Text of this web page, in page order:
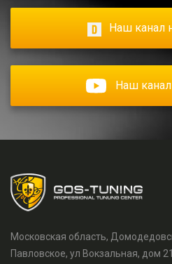
Наш канал
Наш
Московская область,
Павловское, ул Вокзальная, дом